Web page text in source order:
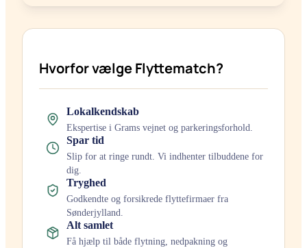
Hvorfor vælge Flyttematch?
Lokalkendskab
Ekspertise i Grams vejnet og parkeringsforhold.
Spar tid
Slip for at ringe rundt. Vi indhenter tilbuddene for
dig.
Tryghed
Godkendte og forsikrede flyttefirmaer fra
Sønderjylland.
Alt samlet
Få hjælp til både flytning, nedpakning og